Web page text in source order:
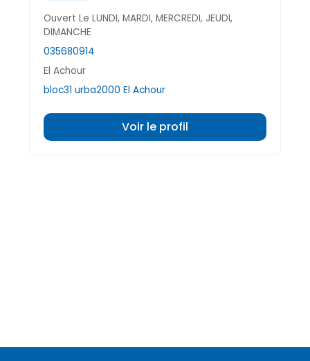
Ouvert Le LUNDI, MARDI, MERCREDI, JEUDI,
DIMANCHE
035680914
El Achour
bloc31 urba2000 El Achour
Voir le profil